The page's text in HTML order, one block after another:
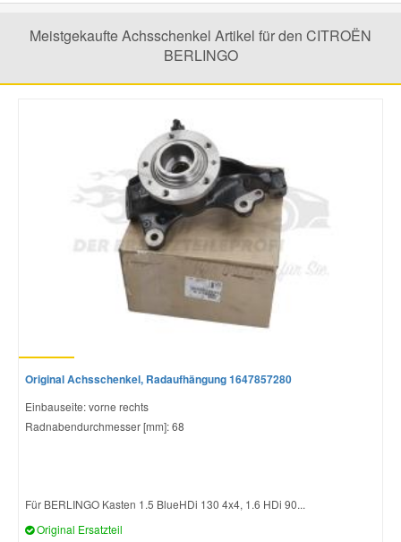
Meistgekaufte Achsschenkel Artikel für den CITROËN
BERLINGO
Original Achsschenkel, Radaufhängung 1647857280
Einbauseite: vorne rechts
Radnabendurchmesser [mm]: 68
Für BERLINGO Kasten 1.5 BlueHDi 130 4x4, 1.6 HDi 90...
Original Ersatzteil